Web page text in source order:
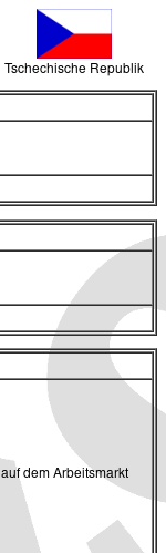
Tschechische Republik
dem Arbeitsmarkt